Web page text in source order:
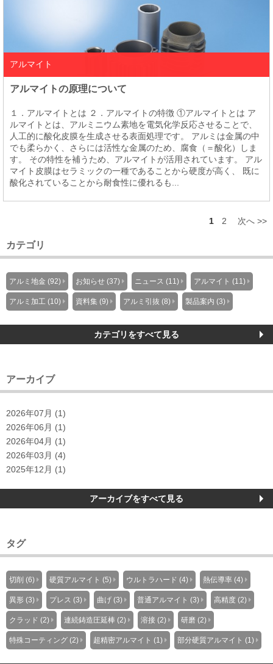
アルマイト
アルマイトの原理について
１．アルマイトとは ２．アルマイトの特徴 ①アルマイトとは ア
ルマイトとは、アルミニウム素地を電気化学反応させることで、
人工的に酸化皮膜を生成させる表面処理です。 アルミは金属の中
でも柔らかく、さらには活性な金属のため、腐食（＝酸化）しま
す。 その特性を補うため、アルマイトが活用されています。 アル
マイト皮膜はセラミックの一種であることから硬度が高く、 既に
酸化されていることから耐食性に優れるも...
1 2 次へ >>
カテゴリ
アルミ地金 (92) お知らせ (37) ニュース (11) アルマイト (11)
アルミ加工 (10) 資料集 (9) アルミ引抜 (8) 製品案内 (3)
カテゴリをすべて見る
アーカイブ
2026年07月 (1)
2026年06月 (1)
2026年04月 (1)
2026年03月 (4)
2025年12月 (1)
アーカイブをすべて見る
タグ
切削 (6) 硬質アルマイト (5) ウルトラハード (4) 熱伝導率 (4)
異形 (3) プレス (3) 曲げ (3) 普通アルマイト (3) 高精度 (2)
クラッド (2) 連続鋳造圧延棒 (2) 溶接 (2) 研磨 (2)
特殊コーティング (2) 超精密アルマイト (1) 部分硬質アルマイト (1)